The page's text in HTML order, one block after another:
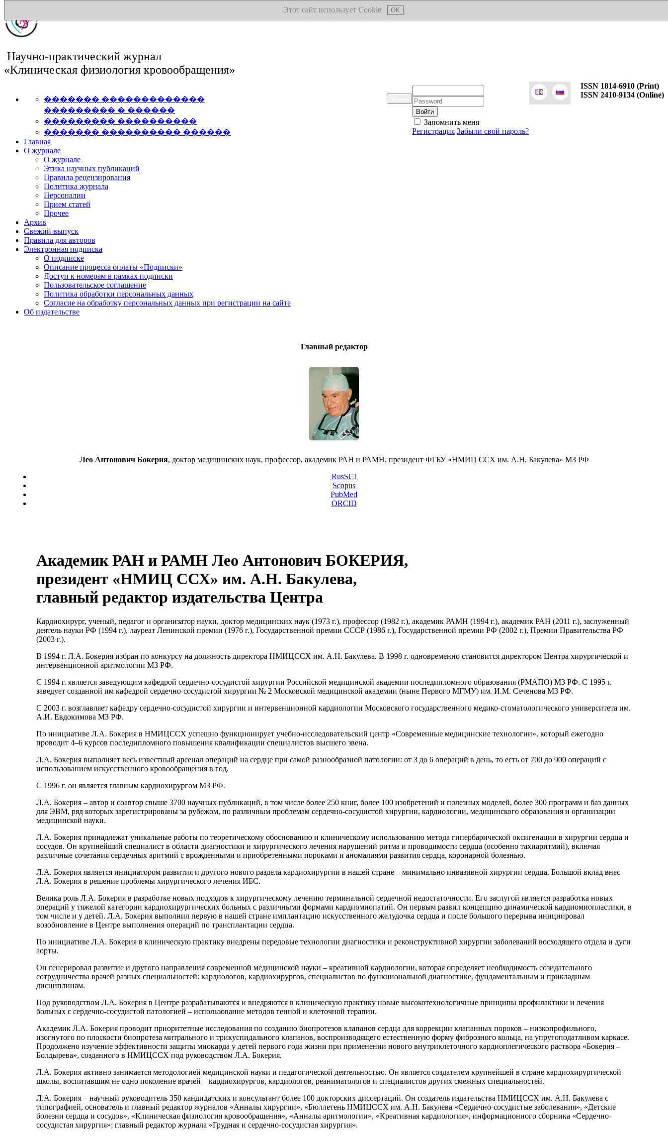
Этот сайт использует Cookie OK
Научно-практический журнал
«Клиническая физиология кровообращения»
ISSN 1814-6910 (Print)
ISSN 2410-9134 (Online)
Пароль:
Запомнить меня
Регистрация Забыли свой пароль?
������� �������������
��������� � ������
��������� ����������
������� ���������� ������
Главная
О журнале
О журнале
Этика научных публикаций
Правила рецензирования
Политика журнала
Персоналии
Прием статей
Прочее
Архив
Свежий выпуск
Правила для авторов
Электронная подписка
О подписке
Описание процесса оплаты «Подписки»
Доступ к номерам в рамках подписки
Пользовательское соглашение
Политика обработки персональных данных
Согласие на обработку персональных данных при регистрации на сайте
Об издательстве
Главный редактор
Лео Антонович Бокерия, доктор медицинских наук, профессор, академик РАН и РАМН, президент ФГБУ «НМИЦ ССХ им. А.Н. Бакулева» МЗ РФ
RusSCI
Scopus
PubMed
ORCID
Академик РАН и РАМН Лео Антонович БОКЕРИЯ,
президент «НМИЦ ССХ» им. А.Н. Бакулева,
главный редактор издательства Центра
Кардиохирург, ученый, педагог и организатор науки, доктор медицинских наук (1973 г.), профессор (1982 г.), академик РАМН (1994 г.), академик РАН (2011 г.), заслуженный
деятель науки РФ (1994 г.), лауреат Ленинской премии (1976 г.), Государственной премии СССР (1986 г.), Государственной премии РФ (2002 г.), Премии Правительства РФ
(2003 г.).
В 1994 г. Л.А. Бокерия избран по конкурсу на должность директора НМИЦССХ им. А.Н. Бакулева. В 1998 г. одновременно становится директором Центра хирургической и
интервенционной аритмологии МЗ РФ.
С 1994 г. является заведующим кафедрой сердечно-сосудистой хирургии Российской медицинской академии последипломного образования (РМАПО) МЗ РФ. С 1995 г.
заведует созданной им кафедрой сердечно-сосудистой хирургии № 2 Московской медицинской академии (ныне Первого МГМУ) им. И.М. Сеченова МЗ РФ.
С 2003 г. возглавляет кафедру сердечно-сосудистой хирургии и интервенционной кардиологии Московского государственного медико-стоматологического университета им.
А.И. Евдокимова МЗ РФ.
По инициативе Л.А. Бокерия в НМИЦССХ успешно функционирует учебно-исследовательский центр «Современные медицинские технологии», который ежегодно
проводит 4–6 курсов последипломного повышения квалификации специалистов высшего звена.
Л.А. Бокерия выполняет весь известный арсенал операций на сердце при самой разнообразной патологии: от 3 до 6 операций в день, то есть от 700 до 900 операций с
использованием искусственного кровообращения в год.
С 1996 г. он является главным кардиохирургом МЗ РФ.
Л.А. Бокерия – автор и соавтор свыше 3700 научных публикаций, в том числе более 250 книг, более 100 изобретений и полезных моделей, более 300 программ и баз данных
для ЭВМ, ряд которых зарегистрированы за рубежом, по различным проблемам сердечно-сосудистой хирургии, кардиологии, медицинского образования и организации
медицинской науки.
Л.А. Бокерия принадлежат уникальные работы по теоретическому обоснованию и клиническому использованию метода гипербарической оксигенации в хирургии сердца и
сосудов. Он крупнейший специалист в области диагностики и хирургического лечения нарушений ритма и проводимости сердца (особенно тахиаритмий), включая
различные сочетания сердечных аритмий с врожденными и приобретенными пороками и аномалиями развития сердца, коронарной болезнью.
Л.А. Бокерия является инициатором развития и другого нового раздела кардиохирургии в нашей стране – минимально инвазивной хирургии сердца. Большой вклад внес
Л.А. Бокерия в решение проблемы хирургического лечения ИБС.
Велика роль Л.А. Бокерия в разработке новых подходов к хирургическому лечению терминальной сердечной недостаточности. Его заслугой является разработка новых
операций у тяжелой категории кардиохирургических больных с различными формами кардиомиопатий. Он первым развил концепцию динамической кардиомиопластики, в
том числе и у детей. Л.А. Бокерия выполнил первую в нашей стране имплантацию искусственного желудочка сердца и после большого перерыва инициировал
возобновление в Центре выполнения операций по трансплантации сердца.
По инициативе Л.А. Бокерия в клиническую практику внедрены передовые технологии диагностики и реконструктивной хирургии заболеваний восходящего отдела и дуги
аорты.
Он генерировал развитие и другого направления современной медицинской науки – креативной кардиологии, которая определяет необходимость созидательного
сотрудничества врачей разных специальностей: кардиологов, кардиохирургов, специалистов по функциональной диагностике, фундаментальным и прикладным
дисциплинам.
Под руководством Л.А. Бокерия в Центре разрабатываются и внедряются в клиническую практику новые высокотехнологичные принципы профилактики и лечения
больных с сердечно-сосудистой патологией – использование методов генной и клеточной терапии.
Академик Л.А. Бокерия проводит приоритетные исследования по созданию биопротезов клапанов сердца для коррекции клапанных пороков – низкопрофильного,
изогнутого по плоскости биопротеза митрального и трикуспидального клапанов, воспроизводящего естественную форму фиброзного кольца, на упругоподатливом каркасе.
Продолжено изучение эффективности защиты миокарда у детей первого года жизни при применении нового внутриклеточного кардиоплегического раствора «Бокерия –
Болдырева», созданного в НМИЦССХ под руководством Л.А. Бокерия.
Л.А. Бокерия активно занимается методологией медицинской науки и педагогической деятельностью. Он является создателем крупнейшей в стране кардиохирургической
школы, воспитавшим не одно поколение врачей – кардиохирургов, кардиологов, реаниматологов и специалистов других смежных специальностей.
Л.А. Бокерия – научный руководитель 350 кандидатских и консультант более 100 докторских диссертаций. Он создатель издательства НМИЦССХ им. А.Н. Бакулева с
типографией, основатель и главный редактор журналов «Анналы хирургии», «Бюллетень НМИЦССХ им. А.Н. Бакулева «Сердечно-сосудистые заболевания», «Детские
болезни сердца и сосудов», «Клиническая физиология кровообращения», «Анналы аритмологии», «Креативная кардиология», информационного сборника «Сердечно-
сосудистая хирургия»; главный редактор журнала «Грудная и сердечно-сосудистая хирургия».